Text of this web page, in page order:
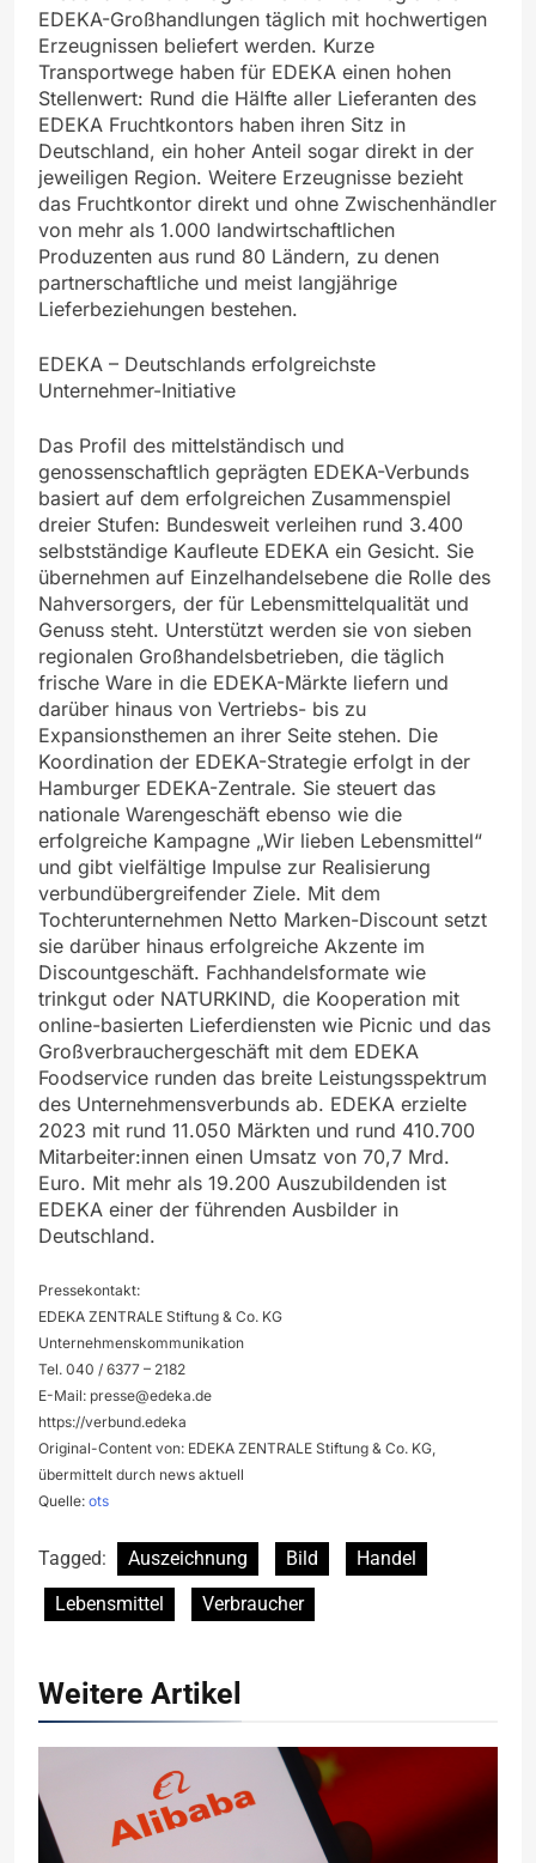
EDEKA-Großhandlungen täglich mit hochwertigen
Erzeugnissen beliefert werden. Kurze
Transportwege haben für EDEKA einen hohen
Stellenwert: Rund die Hälfte aller Lieferanten des
EDEKA Fruchtkontors haben ihren Sitz in
Deutschland, ein hoher Anteil sogar direkt in der
jeweiligen Region. Weitere Erzeugnisse bezieht
das Fruchtkontor direkt und ohne Zwischenhändler
von mehr als 1.000 landwirtschaftlichen
Produzenten aus rund 80 Ländern, zu denen
partnerschaftliche und meist langjährige
Lieferbeziehungen bestehen.
EDEKA – Deutschlands erfolgreichste
Unternehmer-Initiative
Das Profil des mittelständisch und
genossenschaftlich geprägten EDEKA-Verbunds
basiert auf dem erfolgreichen Zusammenspiel
dreier Stufen: Bundesweit verleihen rund 3.400
selbstständige Kaufleute EDEKA ein Gesicht. Sie
übernehmen auf Einzelhandelsebene die Rolle des
Nahversorgers, der für Lebensmittelqualität und
Genuss steht. Unterstützt werden sie von sieben
regionalen Großhandelsbetrieben, die täglich
frische Ware in die EDEKA-Märkte liefern und
darüber hinaus von Vertriebs- bis zu
Expansionsthemen an ihrer Seite stehen. Die
Koordination der EDEKA-Strategie erfolgt in der
Hamburger EDEKA-Zentrale. Sie steuert das
nationale Warengeschäft ebenso wie die
erfolgreiche Kampagne „Wir lieben Lebensmittel“
und gibt vielfältige Impulse zur Realisierung
verbundübergreifender Ziele. Mit dem
Tochterunternehmen Netto Marken-Discount setzt
sie darüber hinaus erfolgreiche Akzente im
Discountgeschäft. Fachhandelsformate wie
trinkgut oder NATURKIND, die Kooperation mit
online-basierten Lieferdiensten wie Picnic und das
Großverbrauchergeschäft mit dem EDEKA
Foodservice runden das breite Leistungsspektrum
des Unternehmensverbunds ab. EDEKA erzielte
2023 mit rund 11.050 Märkten und rund 410.700
Mitarbeiter:innen einen Umsatz von 70,7 Mrd.
Euro. Mit mehr als 19.200 Auszubildenden ist
EDEKA einer der führenden Ausbilder in
Deutschland.
Pressekontakt:
EDEKA ZENTRALE Stiftung & Co. KG
Unternehmenskommunikation
Tel. 040 / 6377 – 2182
E-Mail: presse@edeka.de
https://verbund.edeka
Original-Content von: EDEKA ZENTRALE Stiftung & Co. KG,
übermittelt durch news aktuell
Quelle: ots
Tagged: Auszeichnung Bild
Handel
Lebensmittel
Verbraucher
Weitere Artikel